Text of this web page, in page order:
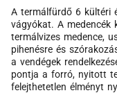
A termálfürdő 6 kültéri
vágyókat. A medencék
termálvizes medence,
pihenésre és
a vendégek
pontja a forró, nyitott
felejthetetlen élményt